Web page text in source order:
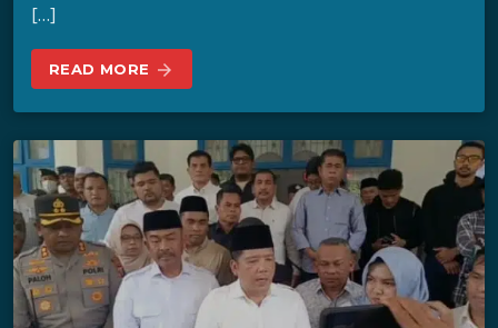
[…]
READ MORE arrow_forward